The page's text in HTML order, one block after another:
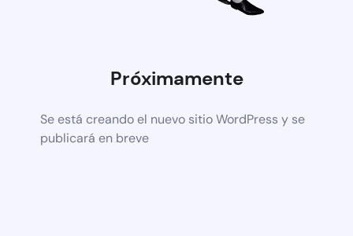
Próximamente
Se está creando el nuevo sitio WordPress y se
publicará en breve